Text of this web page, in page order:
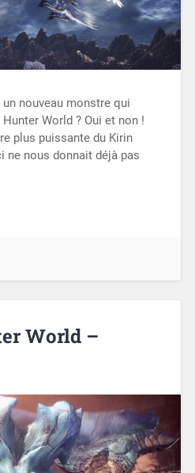
un nouveau monstre qui
World ? Oui et non !
plus puissante du Kirin
ne nous donnait déjà pas
World –